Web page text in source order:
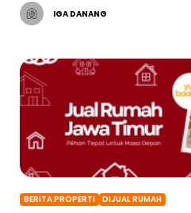
IGA DANANG
BERITA PROPERTI DIJUAL RUMAH